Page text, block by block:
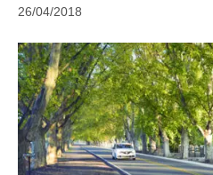
26/04/2018